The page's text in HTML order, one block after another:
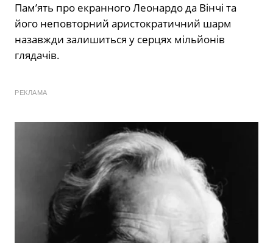
Пам’ять про екранного Леонардо да Вінчі та
його неповторний аристократичний шарм
назавжди залишиться у серцях мільйонів
глядачів.
РЕКЛАМА